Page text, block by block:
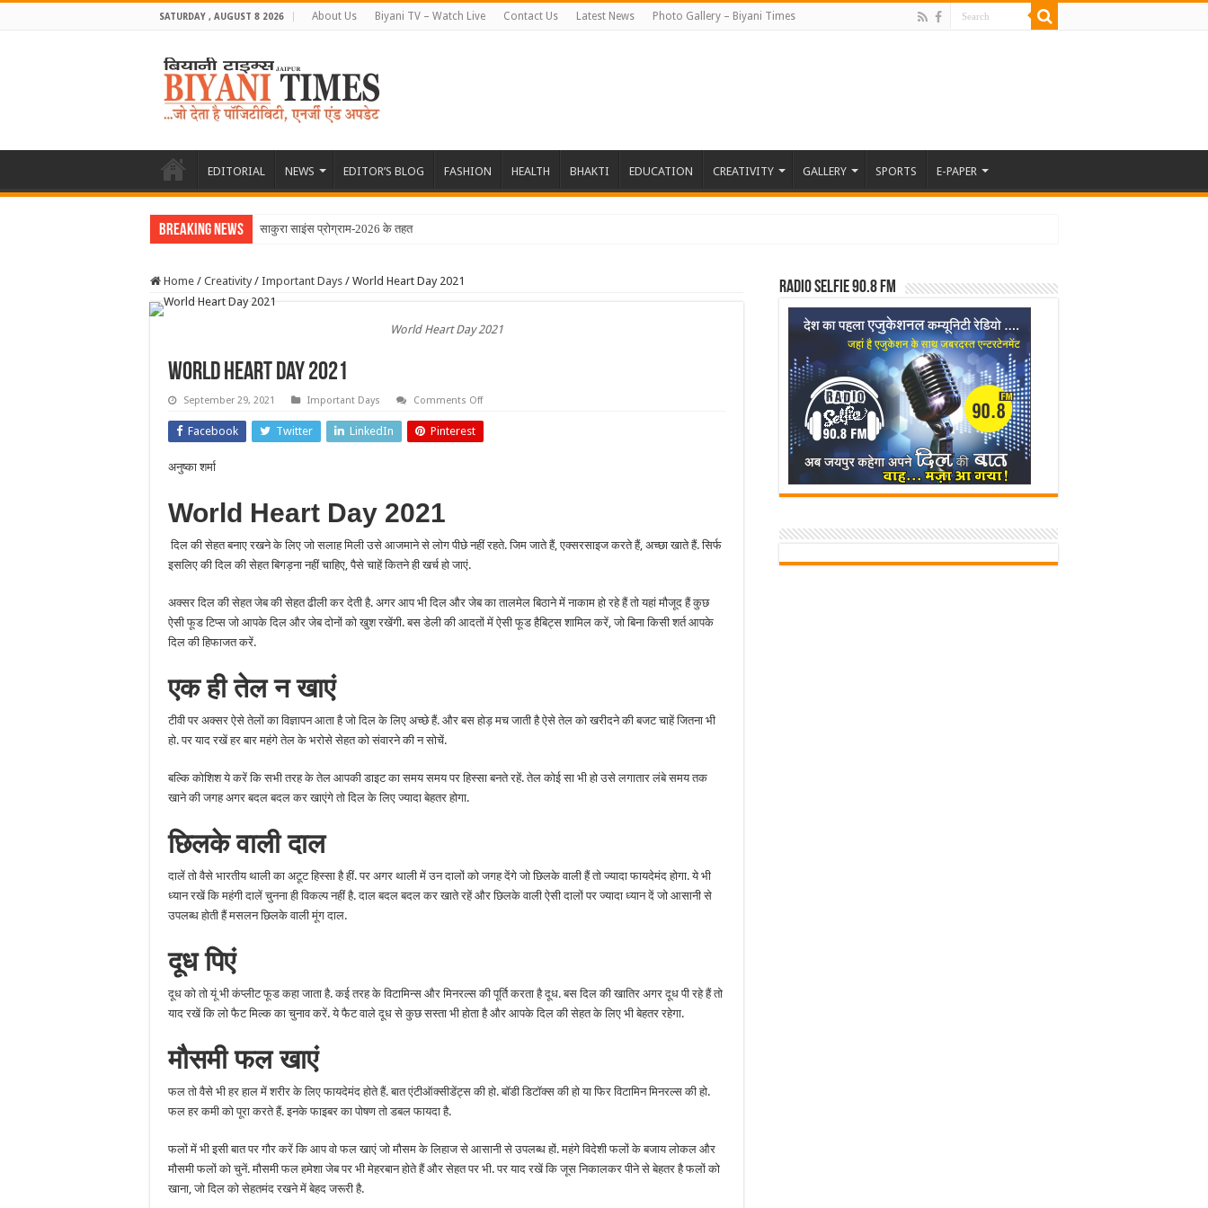
SATURDAY , AUGUST 8 2026 About Us Biyani TV – Watch Live Contact Us Latest News Photo Gallery – Biyani Times
EDITORIAL NEWS EDITOR’S BLOG FASHION HEALTH BHAKTI EDUCATION CREATIVITY GALLERY SPORTS E-PAPER
Breaking News साकुरा साइंस प्रोग्राम-2026 के तहत जापान रवाना हुई बिय
Home / Creativity / Important Days / World Heart Day 2021
World Heart Day 2021
World Heart Day 2021
September 29, 2021 Important Days Comments Offon
Heart
2021
Facebook Twitter LinkedIn Pinterest
अनुष्का शर्मा
World Heart Day 2021
दिल की सेहत बनाए रखने के लिए जो सलाह मिली उसे आजमाने से लोग पीछे नहीं रहते. जिम जाते हैं, एक्सरसाइज करते हैं, अच्छा खाते हैं. सिर्फ
इसलिए की दिल की सेहत बिगड़ना नहीं चाहिए, पैसे चाहें कितने ही खर्च हो जाएं.
अक्सर दिल की सेहत जेब की सेहत ढीली कर देती है. अगर आप भी दिल और जेब का तालमेल बिठाने में नाकाम हो रहे हैं तो यहां मौजूद हैं कुछ
ऐसी फूड टिप्स जो आपके दिल और जेब दोनों को खुश रखेंगी. बस डेली की आदतों में ऐसी फूड हैबिट्स शामिल करें, जो बिना किसी शर्त आपके
दिल की हिफाजत करें.
एक ही तेल न खाएं
टीवी पर अक्सर ऐसे तेलों का विज्ञापन आता है जो दिल के लिए अच्छे हैं. और बस होड़ मच जाती है ऐसे तेल को खरीदने की बजट चाहें जितना भी
हो. पर याद रखें हर बार महंगे तेल के भरोसे सेहत को संवारने की न सोचें.
बल्कि कोशिश ये करें कि सभी तरह के तेल आपकी डाइट का समय समय पर हिस्सा बनते रहें. तेल कोई सा भी हो उसे लगातार लंबे समय तक
खाने की जगह अगर बदल बदल कर खाएंगे तो दिल के लिए ज्यादा बेहतर होगा.
छिलके वाली दाल
दालें तो वैसे भारतीय थाली का अटूट हिस्सा है हीं. पर अगर थाली में उन दालों को जगह देंगे जो छिलके वाली हैं तो ज्यादा फायदेमंद होगा. ये भी
ध्यान रखें कि महंगी दालें चुनना ही विकल्प नहीं है. दाल बदल बदल कर खाते रहें और छिलके वाली ऐसी दालों पर ज्यादा ध्यान दें जो आसानी से
उपलब्ध होती हैं मसलन छिलके वाली मूंग दाल.
दूध पिएं
दूध को तो यूं भी कंप्लीट फूड कहा जाता है. कई तरह के विटामिन्स और मिनरल्स की पूर्ति करता है दूध. बस दिल की खातिर अगर दूध पी रहे हैं तो
याद रखें कि लो फैट मिल्क का चुनाव करें. ये फैट वाले दूध से कुछ सस्ता भी होता है और आपके दिल की सेहत के लिए भी बेहतर रहेगा.
मौसमी फल खाएं
फल तो वैसे भी हर हाल में शरीर के लिए फायदेमंद होते हैं. बात एंटीऑक्सीडेंट्स की हो. बॉडी डिटॉक्स की हो या फिर विटामिन मिनरल्स की हो.
फल हर कमी को पूरा करते हैं. इनके फाइबर का पोषण तो डबल फायदा है.
फलों में भी इसी बात पर गौर करें कि आप वो फल खाएं जो मौसम के लिहाज से आसानी से उपलब्ध हों. महंगे विदेशी फलों के बजाय लोकल और
मौसमी फलों को चुनें. मौसमी फल हमेशा जेब पर भी मेहरबान होते हैं और सेहत पर भी. पर याद रखें कि जूस निकालकर पीने से बेहतर है फलों को
खाना, जो दिल को सेहतमंद रखने में बेहद जरूरी है.
Radio Selfie 90.8 FM